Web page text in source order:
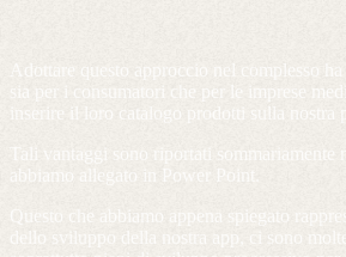
Adottare questo approccio nel complesso
sia per i consumatori che per le imprese
inserire il loro catalogo prodotti sulla nostra
Tali vantaggi sono riportati sommariamente
abbiamo allegato in Power Point.
Questo che abbiamo appena spiegato
dello sviluppo della nostra app, ci sono